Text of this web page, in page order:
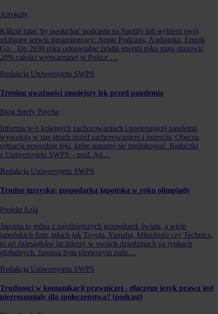
Artykuły
Kliknij tutaj, by posłuchać podcastu na Spotify lub wybierz swój
ulubiony serwis streamingowy: Apple Podcasts, Audioteka, Empik
Go. Do 2030 roku odnawialne źródła energii roku mają stanowić
20% całości wytwarzanej w Polsce …
Redakcja Uniwersytetu SWPS
Trening uważności zmniejszy lęk przed pandemią
Blog Strefy Psyche
Informacje o kolejnych zachorowaniach i postępującej pandemii
wywołują w nas strach przed zachorowaniem i śmiercią. Obecna
sytuacja powoduje lęki, które staramy się zredukować. Badaczki
z Uniwersytetu SWPS – prof. Ag…
Redakcja Uniwersytetu SWPS
Trudne igrzyska: gospodarka japońska w roku olimpiady
Projekt Azja
Japonia to jedna z najsilniejszych gospodarek świata, a wiele
japońskich firm, takich jak Toyota, Yamaha, Mitsubishi czy Technics,
to od dziesiątków lat liderzy w swoich dziedzinach na rynkach
globalnych. Japonia była pierwszym pańs…
Redakcja Uniwersytetu SWPS
Trudności w komunikacji prawniczej - dlaczego język prawa jest
niezrozumiały dla społeczeństwa? (podcast)